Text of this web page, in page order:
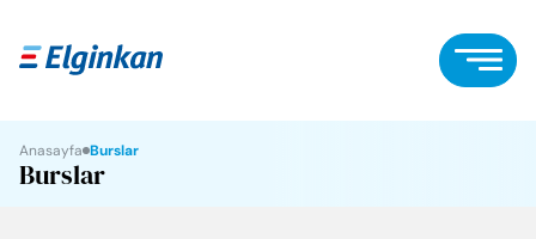
Anasayfa Burslar
Burslar